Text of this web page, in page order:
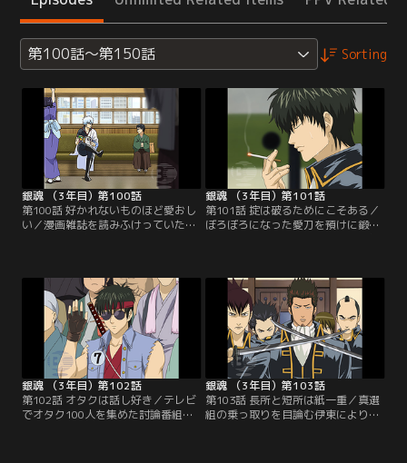
第100話～第150話 Sorting
銀魂 （3年目）第100話
第100話 好かれないものほど愛おし
い／漫画雑誌を読みふけっていた銀
した小西は、担当編集者としての怒
りと仕事の愚痴を爆発させる。それ
を聞いた銀時は「ギンタマン」を面
白い漫画にするため、自ら担当編集
者となって漫画家に会いに行くこと
に…。【提供：バンダイチャンネ
銀魂 （3年目）第101話
第101話 掟は破るためにこそある／
ぼろぼろになった愛刀を預けに鍛冶
向かう道中に浪士の集団にからま
れ、早速新しい刀で試し斬りをしよ
うとする土方。しかし刀を手にした
途端、土方は妖刀の呪いでなぜか恐
ろしいほどに軟弱化してしまい…。
【提供：バンダイチャンネル】
銀魂 （3年目）第102話
第102話 オタクは話し好き／テレビ
でオタク100人を集めた討論番組が
銀魂 （3年目）第103話
第103話 長所と短所は紙一重／真選
組の乗っ取りを目論む伊東により、